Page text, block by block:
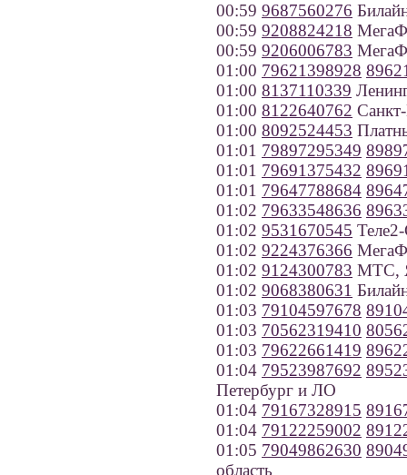
00:59 9687560276
00:59 9208824218
00:59 9206006783
01:00 79621398928
01:00 8137110339
01:00 8122640762
01:00 8092524453
01:01 79897295349
01:01 79691375432
01:01 79647788684
01:02 79633548636
01:02 9531670545
01:02 9224376366
01:02 9124300783 МТС,
01:02 9068380631
01:03 79104597678
01:03 70562319410
01:03 79622661419
01:04 79523987692
Петербург и ЛО
01:04 79167328915
01:04 79122259002
01:05 79049862630
область